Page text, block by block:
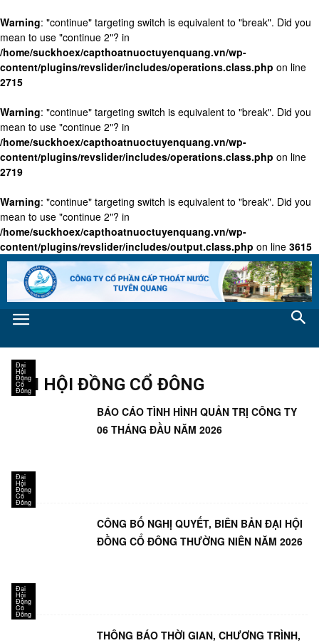
Warning: "continue" targeting switch is equivalent to "break". Did you
mean to use "continue 2"? in
/home/suckhoex/capthoatnuoctuyenquang.vn/wp-
content/plugins/revslider/includes/operations.class.php on line
2715
Warning: "continue" targeting switch is equivalent to "break". Did you
mean to use "continue 2"? in
/home/suckhoex/capthoatnuoctuyenquang.vn/wp-
content/plugins/revslider/includes/operations.class.php on line
2719
Warning: "continue" targeting switch is equivalent to "break". Did you
mean to use "continue 2"? in
/home/suckhoex/capthoatnuoctuyenquang.vn/wp-
content/plugins/revslider/includes/output.class.php on line 3615
ĐẠI HỘI ĐỒNG CỔ ĐÔNG
Đại
Hội
Đồng
Cổ
Đông
BÁO CÁO TÌNH HÌNH QUẢN TRỊ CÔNG TY
06 THÁNG ĐẦU NĂM 2026
Đại
Hội
Đồng
Cổ
Đông
CÔNG BỐ NGHỊ QUYẾT, BIÊN BẢN ĐẠI HỘI
ĐỒNG CỔ ĐÔNG THƯỜNG NIÊN NĂM 2026
Đại
Hội
Đồng
Cổ
Đông
THÔNG BÁO THỜI GIAN, CHƯƠNG TRÌNH,